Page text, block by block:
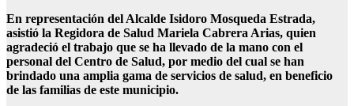
En representación del Alcalde Isidoro Mosqueda Estrada,
asistió la Regidora de Salud Mariela Cabrera Arias, quien
agradeció el trabajo que se ha llevado de la mano con el
personal del Centro de Salud, por medio del cual se han
brindado una amplia gama de servicios de salud, en beneficio
de las familias de este municipio.